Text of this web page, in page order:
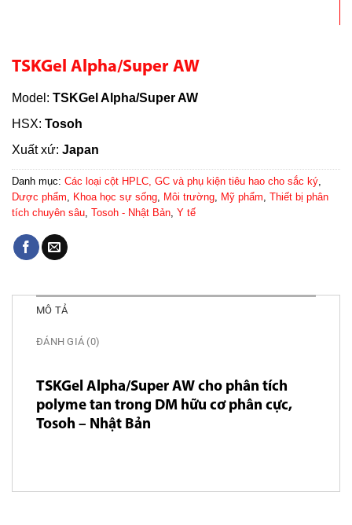
TSKGel Alpha/Super AW
Model: TSKGel Alpha/Super AW
HSX: Tosoh
Xuất xứ: Japan
Danh mục: Các loại cột HPLC, GC và phụ kiện tiêu hao cho sắc ký
Dược phẩm
Khoa học sự sống Môi trường Mỹ phẩm Thiết bị phân
tích chuyên sâu Tosoh - Nhật Bản Y tế
MÔ TẢ
ĐÁNH GIÁ (0)
TSKGel Alpha/Super AW cho phân tích
polyme tan trong DM hữu cơ phân cực,
Tosoh – Nhật Bản